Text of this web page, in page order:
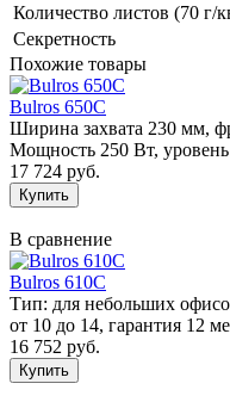
Количество листов (70 г/
Секретность
Похожие товары
Bulros 650С
Ширина захвата 230 мм,
Мощность 250 Вт,
17 724 руб.
В сравнение
Bulros 610C
Тип: для небольших
от 10 до 14, гарантия 12
16 752 руб.